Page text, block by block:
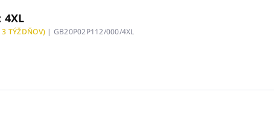
TÝŽDŇOV) | GB20P02P112/000/4XL